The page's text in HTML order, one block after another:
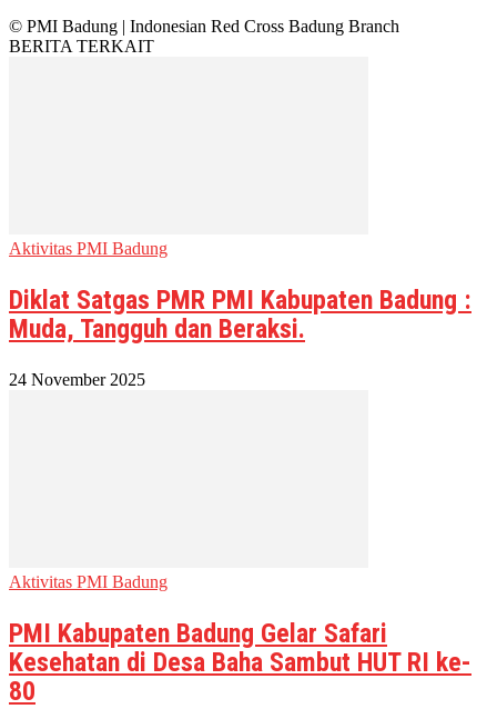
© PMI Badung | Indonesian Red Cross Badung Branch
BERITA TERKAIT
Aktivitas PMI Badung
Diklat Satgas PMR PMI Kabupaten Badung :
Muda, Tangguh dan Beraksi.
24 November 2025
Aktivitas PMI Badung
PMI Kabupaten Badung Gelar Safari
Kesehatan di Desa Baha Sambut HUT RI ke-
80